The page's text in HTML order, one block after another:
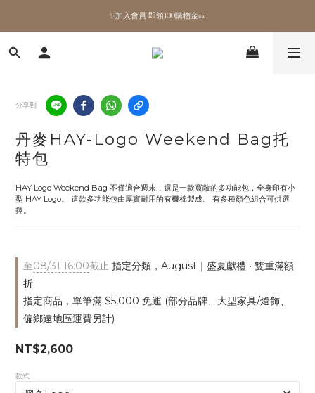
✨加入會員 即領100購物金🎫
✨加入會員 即領100購物金🎫
全館滿額現折🔥
✨加入會員 即領100購物金🎫
分享到
丹麥HAY-Logo Weekend Bag托
特包
HAY Logo Weekend Bag 不僅適合週末，還是一款寬敞的多功能包，全身印有小
型 HAY Logo。 這款多功能包由厚實耐用的有機棉製成。 有多種顏色組合可供選
擇。
至08/31 16:00截止 指定分類，August｜盛夏獻禮 ‧ 雙重滿額
折
指定商品，單筆滿 $5,000 免運 (部分品牌、大型家具/燈飾、
偏鄉遠地區運費另計)
NT$2,600
款式